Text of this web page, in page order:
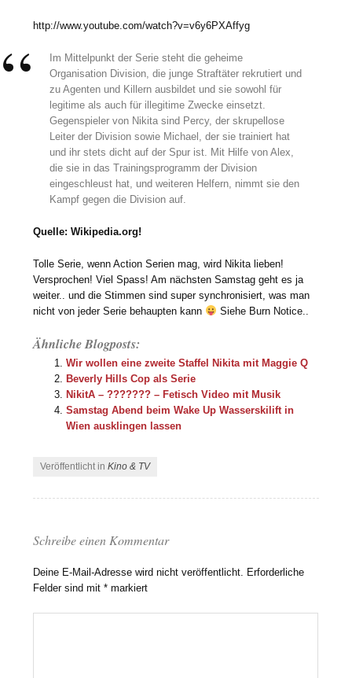
http://www.youtube.com/watch?v=v6y6PXAffyg
Im Mittelpunkt der Serie steht die geheime
Organisation Division, die junge Straftäter rekrutiert und
zu Agenten und Killern ausbildet und sie sowohl für
legitime als auch für illegitime Zwecke einsetzt.
Gegenspieler von Nikita sind Percy, der skrupellose
Leiter der Division sowie Michael, der sie trainiert hat
und ihr stets dicht auf der Spur ist. Mit Hilfe von Alex,
die sie in das Trainingsprogramm der Division
eingeschleust hat, und weiteren Helfern, nimmt sie den
Kampf gegen die Division auf.
Quelle: Wikipedia.org!
Tolle Serie, wenn Action Serien mag, wird Nikita lieben!
Versprochen! Viel Spass! Am nächsten Samstag geht es ja
weiter.. und die Stimmen sind super synchronisiert, was man
nicht von jeder Serie behaupten kann
Siehe Burn Notice..
Ähnliche Blogposts:
Wir wollen eine zweite Staffel Nikita mit Maggie Q
Beverly Hills Cop als Serie
NikitA – ??????? – Fetisch Video mit Musik
Samstag Abend beim Wake Up Wasserskilift in
Wien ausklingen lassen
Veröffentlicht inKino & TV
Schreibe einen Kommentar
Deine E-Mail-Adresse wird nicht veröffentlicht. Erforderliche
Felder sind mit* markiert